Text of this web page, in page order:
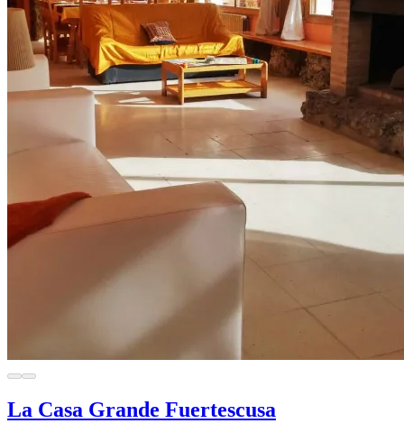
La Casa Grande Fuertescusa